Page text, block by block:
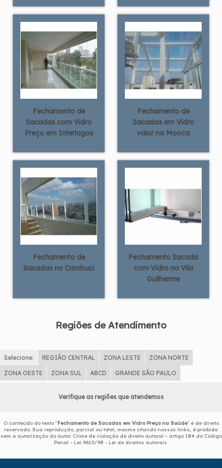
Fechamento de
Sacadas com Vidro
Preço em Interlagos
Fechamento de
Sacadas em Vidro
valor na Mooca
Fechamento de
Sacadas no Cambuci
Fechamento Sacada
com Vidro na Vila
Guilherme
Regiões de Atendimento
Selecione: REGIÃO CENTRAL ZONA LESTE ZONA NORTE
ZONA OESTE ZONA SUL ABCD GRANDE SÃO PAULO
Verifique as regiões que atendemos
O conteúdo do texto "Fechamento de Sacadas em Vidro Preço na Saúde" é de direito
reservado. Sua reprodução, parcial ou total, mesmo citando nossos links, é proibida
sem a autorização do autor. Crime de violação de direito autoral – artigo 184 do Código
Penal – Lei 9610/98 - Lei de direitos autorais.